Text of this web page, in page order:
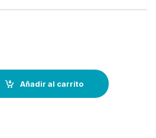
De Porto Colom a cabo Ferrutx
Añadir al carrito